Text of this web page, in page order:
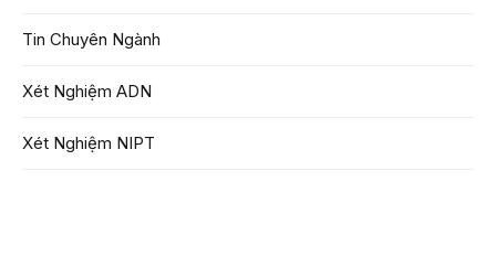
Tin Chuyên Ngành
Xét Nghiệm ADN
Xét Nghiệm NIPT